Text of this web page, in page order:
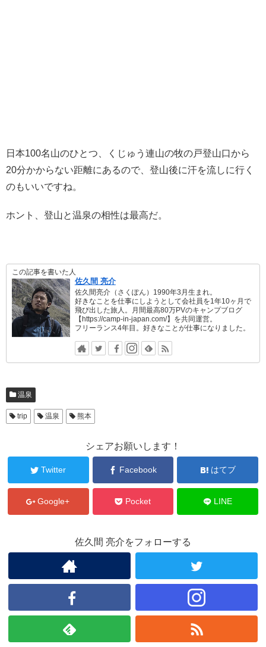
日本100名山のひとつ、くじゅう連山の牧の戸登山口から
20分かからない距離にあるので、登山後に汗を流しに行く
のもいいですね。
ホント、登山と温泉の相性は最高だ。
この記事を書いた人
佐久間 亮介
佐久間亮介（さくぽん）1990年3月生まれ。
好きなことを仕事にしようとして会社員を1年10ヶ月で
飛び出した旅人。月間最高80万PVのキャンプブログ
【https://camp-in-japan.com/】を共同運営。
フリーランス4年目。好きなことが仕事になりました。
温泉
trip 温泉 熊本
シェアお願いします！
Twitter Facebook はてブ
Google+ Pocket LINE
佐久間 亮介をフォローする